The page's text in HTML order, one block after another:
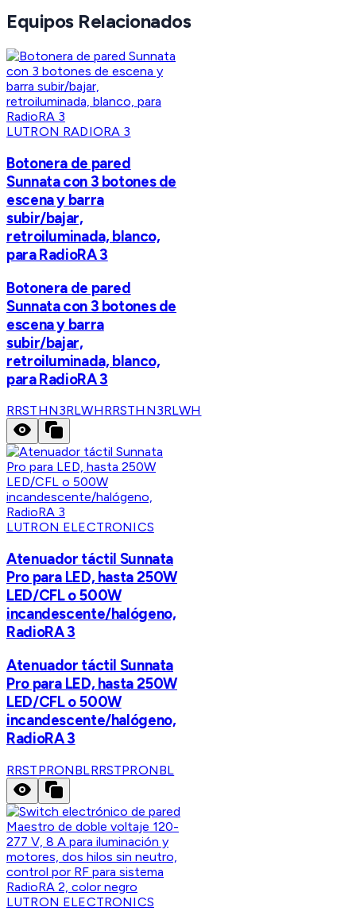
Equipos Relacionados
LUTRON RADIORA 3
Botonera de pared
Sunnata con 3 botones de
escena y barra
subir/bajar,
retroiluminada, blanco,
para RadioRA 3
Botonera de pared
Sunnata con 3 botones de
escena y barra
subir/bajar,
retroiluminada, blanco,
para RadioRA 3
RRSTHN3RLWHRRSTHN3RLWH
LUTRON ELECTRONICS
Atenuador táctil Sunnata
Pro para LED, hasta 250W
LED/CFL o 500W
incandescente/halógeno,
RadioRA 3
Atenuador táctil Sunnata
Pro para LED, hasta 250W
LED/CFL o 500W
incandescente/halógeno,
RadioRA 3
RRSTPRONBLRRSTPRONBL
LUTRON ELECTRONICS